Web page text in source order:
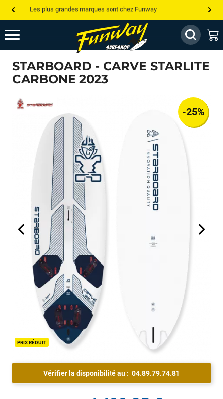
Les plus grandes marques sont chez Funway
Jusqu’à -75% de remise sur le windsurf, wingfoil, etc...
💰 Meilleur prix garanti — Moins cher ailleurs ? On s’aligne !
Besoin de conseils de pro ? Appelle nous !
STARBOARD - CARVE STARLITE
CARBONE 2023
PRIX RÉDUIT
-25%
Vérifier la disponibilité au : 04.89.79.74.81